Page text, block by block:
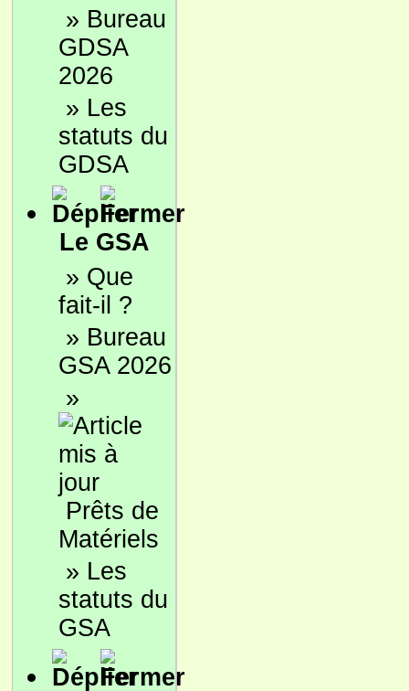
» Bureau
GDSA
2026
» Les
statuts du
GDSA
Le GSA
» Que
fait-il ?
» Bureau
GSA 2026
»
Prêts de
Matériels
» Les
statuts du
GSA